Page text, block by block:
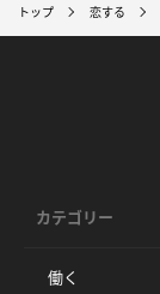
トップ 恋する
カテゴリー
働く